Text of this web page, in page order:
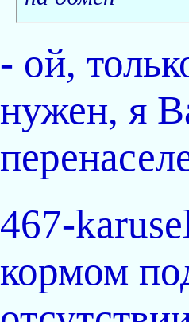
- ой,
нужен, я
467-
кормом